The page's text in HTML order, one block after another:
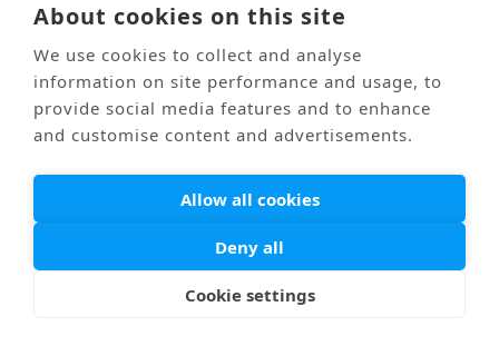
About cookies on this site
We use cookies to collect and analyse
information on site performance and usage, to
provide social media features and to enhance
and customise content and advertisements.
Allow all cookies
Deny all
Cookie settings